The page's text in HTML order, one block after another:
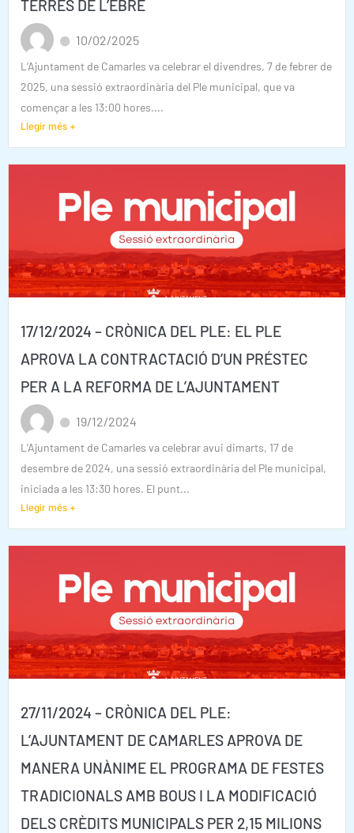
TERRES DE L’EBRE
10/02/2025
L’Ajuntament de Camarles va celebrar el divendres, 7 de febrer de
2025, una sessió extraordinària del Ple municipal, que va
començar a les 13:00 hores....
Llegir més +
17/12/2024 – CRÒNICA DEL PLE: EL PLE
APROVA LA CONTRACTACIÓ D’UN PRÉSTEC
PER A LA REFORMA DE L’AJUNTAMENT
19/12/2024
L’Ajuntament de Camarles va celebrar avui dimarts, 17 de
desembre de 2024, una sessió extraordinària del Ple municipal,
iniciada a les 13:30 hores. El punt...
Llegir més +
27/11/2024 – CRÒNICA DEL PLE:
L’AJUNTAMENT DE CAMARLES APROVA DE
MANERA UNÀNIME EL PROGRAMA DE FESTES
TRADICIONALS AMB BOUS I LA MODIFICACIÓ
DELS CRÈDITS MUNICIPALS PER 2,15 MILIONS